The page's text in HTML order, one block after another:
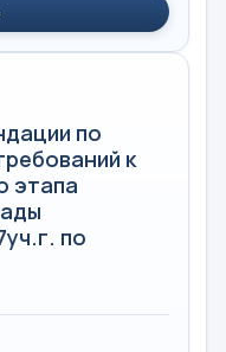
по
к
этапа
по